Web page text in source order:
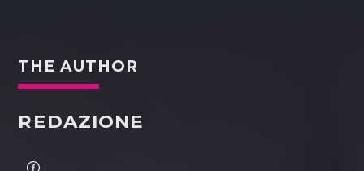
THE AUTHOR
REDAZIONE